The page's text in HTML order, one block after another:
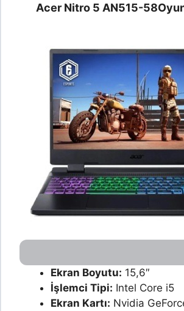
Acer Nitro 5 AN515-58
Ekran Boyutu: 15,6″
İşlemci Tipi: Intel Core i5
Ekran Kartı: Nvidia